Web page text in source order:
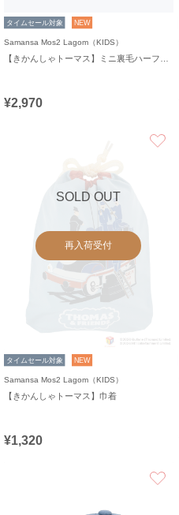
タイムセール対象 NEW
Samansa Mos2 Lagom（KIDS）
¥2,970
SOLD OUT
再入荷受付
タイムセール対象 NEW
Samansa Mos2 Lagom（KIDS）
【きかんしゃトーマス】巾着
¥1,320